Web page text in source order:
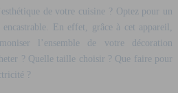
de votre cuisine ? Optez pour un
En effet, grâce à cet appareil,
l’ensemble de votre décoration
? Quelle taille choisir ? Que faire pour
?